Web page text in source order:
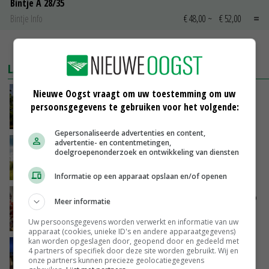
Bintje A 28/35
Bintje Info
€ 48,00 ~ € 52,00
LAATSTE NIEUWS
Kamervragen over onttrekkingsverbod,
minister spreekt van ‘ondernemersrisico’
‘Rendement van Krullvarkens komt van de
overkant’
Oorlogen en El Niño stuwen voedselprijzen op
GISTEREN, 15:04
Nettowinst Royal A-ware onder druk ondanks
hogere omzet
Nieuwe Oogst vraagt om uw toestemming om uw
persoonsgegevens te gebruiken voor het volgende:
Gepersonaliseerde advertenties en content,
advertentie- en contentmetingen,
doelgroepenonderzoek en ontwikkeling van diensten
Informatie op een apparaat opslaan en/of openen
Meer informatie
Uw persoonsgegevens worden verwerkt en informatie van uw
apparaat (cookies, unieke ID's en andere apparaatgegevens)
kan worden opgeslagen door, geopend door en gedeeld met
4 partners of specifiek door deze site worden gebruikt. Wij en
onze partners kunnen precieze geolocatiegegevens